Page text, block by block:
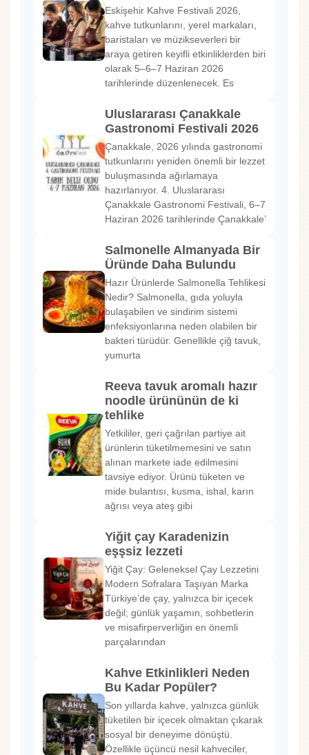
Eskişehir Kahve Festivali 2026,
kahve tutkunlarını, yerel markaları,
baristaları ve müzikseverleri bir
araya getiren keyifli etkinliklerden biri
olarak 5–6–7 Haziran 2026
tarihlerinde düzenlenecek. Es
Uluslararası Çanakkale
Gastronomi Festivali 2026
Çanakkale, 2026 yılında gastronomi
tutkunlarını yeniden önemli bir lezzet
buluşmasında ağırlamaya
hazırlanıyor. 4. Uluslararası
Çanakkale Gastronomi Festivali, 6–7
Haziran 2026 tarihlerinde Çanakkale’
Salmonelle Almanyada Bir
Üründe Daha Bulundu
Hazır Ürünlerde Salmonella Tehlikesi
Nedir? Salmonella, gıda yoluyla
bulaşabilen ve sindirim sistemi
enfeksiyonlarına neden olabilen bir
bakteri türüdür. Genellikle çiğ tavuk,
yumurta
Reeva tavuk aromalı hazır
noodle ürününün de ki
tehlike
Yetkililer, geri çağrılan partiye ait
ürünlerin tüketilmemesini ve satın
alınan markete iade edilmesini
tavsiye ediyor. Ürünü tüketen ve
mide bulantısı, kusma, ishal, karın
ağrısı veya ateş gibi
Yiğit çay Karadenizin
eşşsiz lezzeti
Yiğit Çay: Geleneksel Çay Lezzetini
Modern Sofralara Taşıyan Marka
Türkiye’de çay, yalnızca bir içecek
değil; günlük yaşamın, sohbetlerin
ve misafirperverliğin en önemli
parçalarından
Kahve Etkinlikleri Neden
Bu Kadar Popüler?
Son yıllarda kahve, yalnızca günlük
tüketilen bir içecek olmaktan çıkarak
sosyal bir deneyime dönüştü.
Özellikle üçüncü nesil kahveciler,